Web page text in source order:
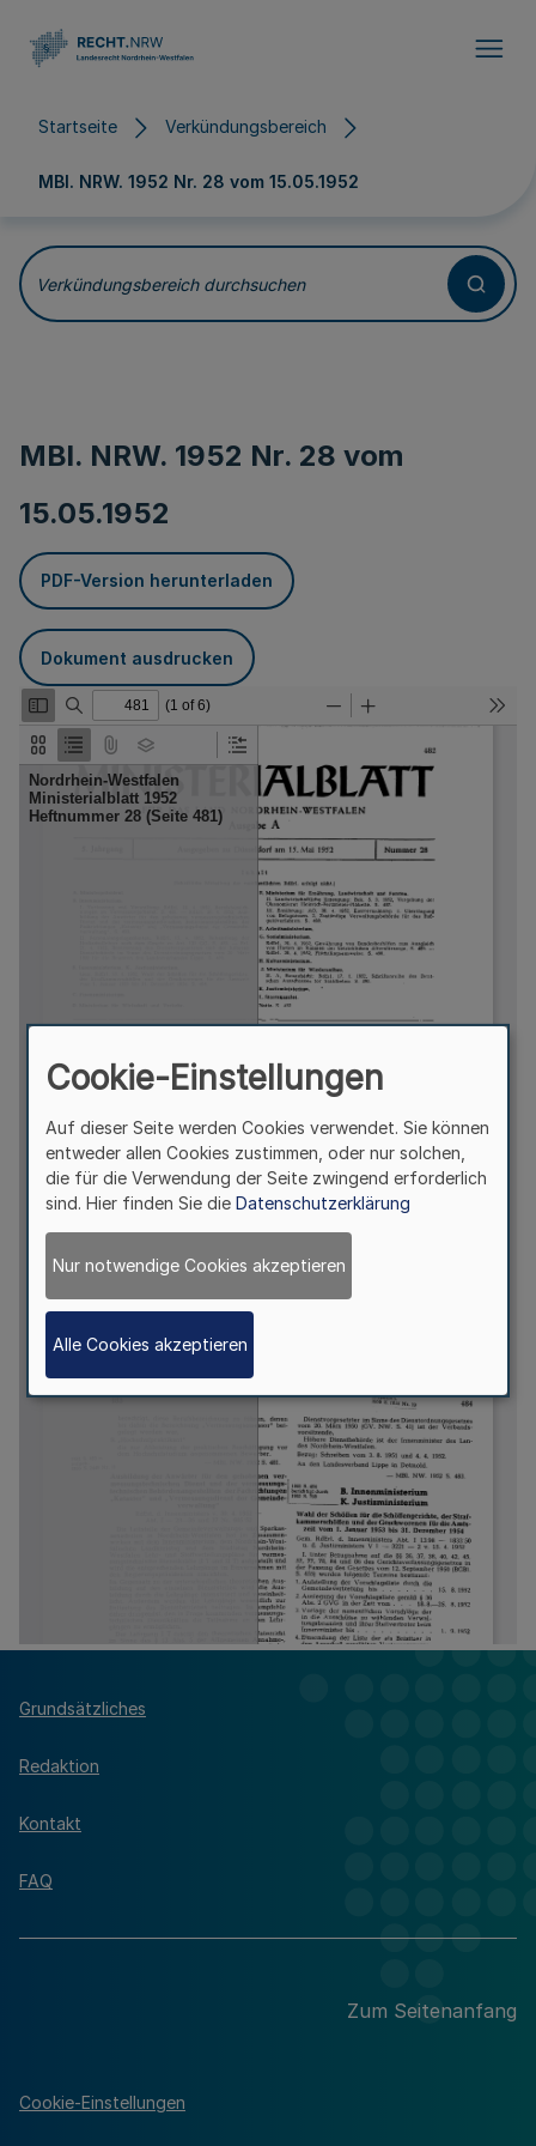
Startseite Verkündungsbereich
MBl. NRW. 1952 Nr. 28 vom 15.05.1952
Verkündungsbereich durchsuchen
MBl. NRW. 1952 Nr. 28 vom
15.05.1952
PDF-Version herunterladen
Dokument ausdrucken
Grundsätzliches
Redaktion
Kontakt
FAQ
Zum Seitenanfang
Cookie-Einstellungen
Cookie-Einstellungen
Auf dieser Seite werden Cookies verwendet. Sie können
entweder allen Cookies zustimmen, oder nur solchen,
die für die Verwendung der Seite zwingend erforderlich
sind. Hier finden Sie die Datenschutzerklärung
Nur notwendige Cookies akzeptieren
Alle Cookies akzeptieren